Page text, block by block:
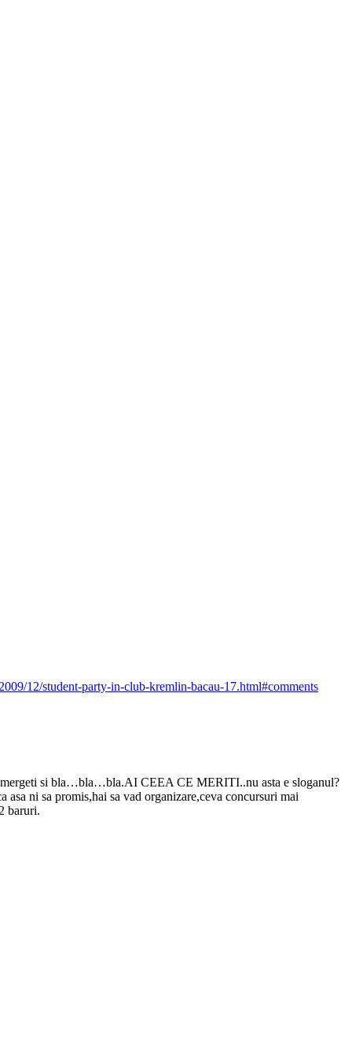
12/student-party-in-club-kremlin-bacau-17.html#comments
mergeti si bla…bla…bla.AI CEEA CE MERITI..nu asta e sloganul?
ni sa promis,hai sa vad organizare,ceva concursuri mai
baruri.